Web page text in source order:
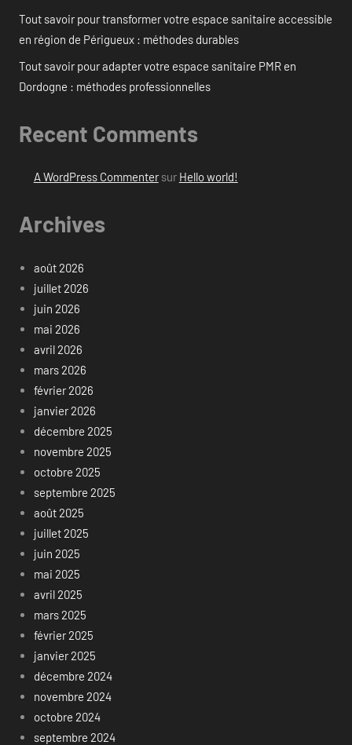
Tout savoir pour transformer votre espace sanitaire accessible
en région de Périgueux : méthodes durables
Tout savoir pour adapter votre espace sanitaire PMR en
Dordogne : méthodes professionnelles
Recent Comments
A WordPress Commentersur Hello world!
Archives
août 2026
juillet 2026
juin 2026
mai 2026
avril 2026
mars 2026
février 2026
janvier 2026
décembre 2025
novembre 2025
octobre 2025
septembre 2025
août 2025
juillet 2025
juin 2025
mai 2025
avril 2025
mars 2025
février 2025
janvier 2025
décembre 2024
novembre 2024
octobre 2024
septembre 2024